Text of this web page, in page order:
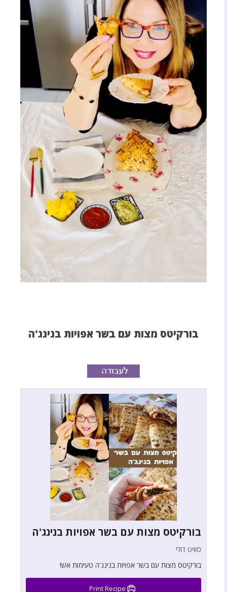
בורקיטס מצות עם בשר אפויות בנינג'ה
בורקיטס מצות עם בשר אפויות בנינג'ה
סוויט דולי
בורקיטס מצות עם בשר אפויות בנינג'ה טעימות אש!